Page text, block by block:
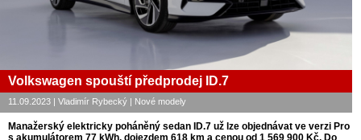
Volkswagen spouští předprodej ID.7
11.09.2023 | Vladimír Rybecký | Nové modely
Manažerský elektricky poháněný sedan ID.7 už lze objednávat ve verzi Pro